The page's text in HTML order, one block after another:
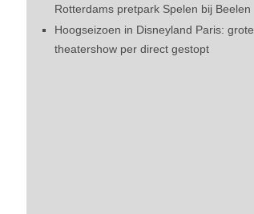
Rotterdams pretpark Spelen bij Beelen
Hoogseizoen in Disneyland Paris: grote
theatershow per direct gestopt